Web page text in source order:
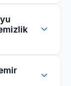
servis
sıvılar,
kırarak